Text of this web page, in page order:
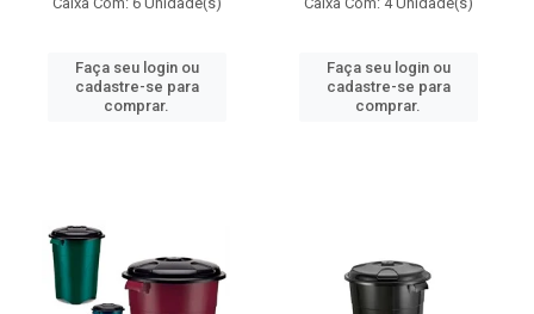
Faça seu login ou
cadastre-se para
comprar.
Faça seu login ou
cadastre-se para
comprar.